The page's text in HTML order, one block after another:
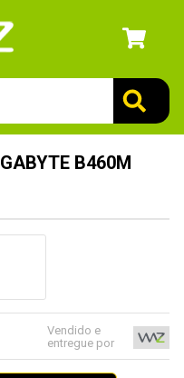
B460M
Vendido e
entregue por